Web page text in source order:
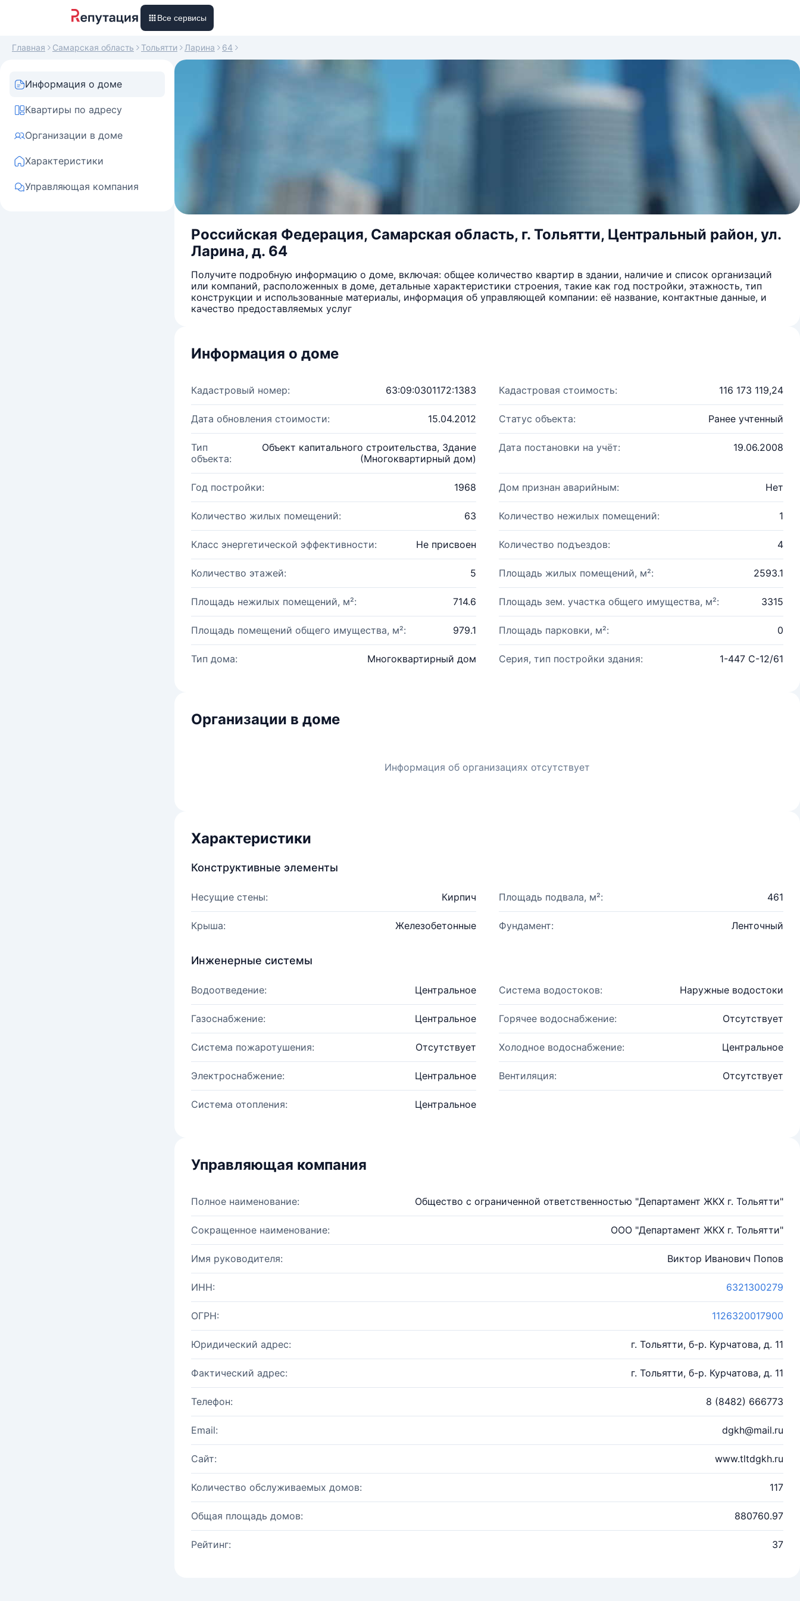
Все сервисы
Главная Самарская область Тольятти Ларина 64
Информация о доме
Квартиры по адресу
Организации в доме
Характеристики
Управляющая компания
Российская Федерация, Самарская область, г. Тольятти, Центральный район, ул.
Ларина, д. 64
Получите подробную информацию о доме, включая: общее количество квартир в здании, наличие и список организаций
или компаний, расположенных в доме, детальные характеристики строения, такие как год постройки, этажность, тип
конструкции и использованные материалы, информация об управляющей компании: её название, контактные данные, и
качество предоставляемых услуг
Информация о доме
Кадастровый номер: 63:09:0301172:1383 Кадастровая стоимость: 116 173 119,24
Дата обновления стоимости: 15.04.2012 Статус объекта: Ранее учтенный
Тип
объекта:
Объект капитального строительства, Здание
(Многоквартирный дом)
Дата постановки на учёт: 19.06.2008
Год постройки: 1968 Дом признан аварийным: Нет
Количество жилых помещений: 63 Количество нежилых помещений: 1
Класс энергетической эффективности: Не присвоен Количество подъездов: 4
Количество этажей: 5 Площадь жилых помещений, м²: 2593.1
Площадь нежилых помещений, м²: 714.6 Площадь зем. участка общего имущества, м²: 3315
Площадь помещений общего имущества, м²: 979.1 Площадь парковки, м²: 0
Тип дома: Многоквартирный дом Серия, тип постройки здания: 1-447 С-12/61
Организации в доме
Информация об организациях отсутствует
Характеристики
Конструктивные элементы
Несущие стены: Кирпич Площадь подвала, м²: 461
Крыша: Железобетонные Фундамент: Ленточный
Инженерные системы
Водоотведение: Центральное Система водостоков: Наружные водостоки
Газоснабжение: Центральное Горячее водоснабжение: Отсутствует
Система пожаротушения: Отсутствует Холодное водоснабжение: Центральное
Электроснабжение: Центральное Вентиляция: Отсутствует
Система отопления: Центральное
Управляющая компания
Полное наименование: Общество с ограниченной ответственностью "Департамент ЖКХ г. Тольятти"
Сокращенное наименование: ООО "Департамент ЖКХ г. Тольятти"
Имя руководителя: Виктор Иванович Попов
ИНН: 6321300279
ОГРН: 1126320017900
Юридический адрес: г. Тольятти, б-р. Курчатова, д. 11
Фактический адрес: г. Тольятти, б-р. Курчатова, д. 11
Телефон: 8 (8482) 666773
Email: dgkh@mail.ru
Сайт: www.tltdgkh.ru
Количество обслуживаемых домов: 117
Общая площадь домов: 880760.97
Рейтинг: 37